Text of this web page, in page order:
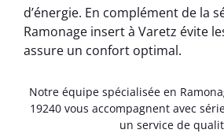
d’énergie. En complément de la
Ramonage insert à Varetz évite
assure un confort optimal.
Notre équipe spécialisée en
19240 vous accompagnent avec
un service de